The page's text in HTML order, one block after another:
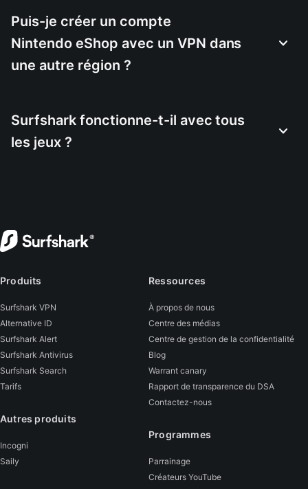
Puis-je créer un compte
Nintendo eShop avec un VPN dans
une autre région ?
Surfshark fonctionne-t-il avec tous
les jeux ?
Produits
Surfshark VPN
Alternative ID
Surfshark Alert
Surfshark Antivirus
Surfshark Search
Tarifs
Autres produits
Incogni
Saily
Ressources
À propos de nous
Centre des médias
Centre de gestion de la confidentialité
Blog
Warrant canary
Rapport de transparence du DSA
Contactez-nous
Programmes
Parrainage
Créateurs YouTube